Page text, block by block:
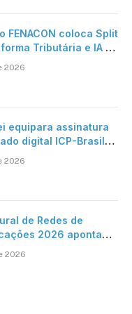
FENACON coloca Split
Tributária e IA no
2026
equipara assinatura
digital ICP-Brasil
2026
de Redes de
2026 aponta
2026